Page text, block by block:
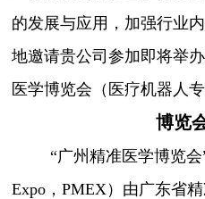
的发展与应用，加强行业
地邀请贵公司参加即将举
医学博览会（医疗机器人专
博览
“广州精准医学博览会
Expo，PMEX）由广东省